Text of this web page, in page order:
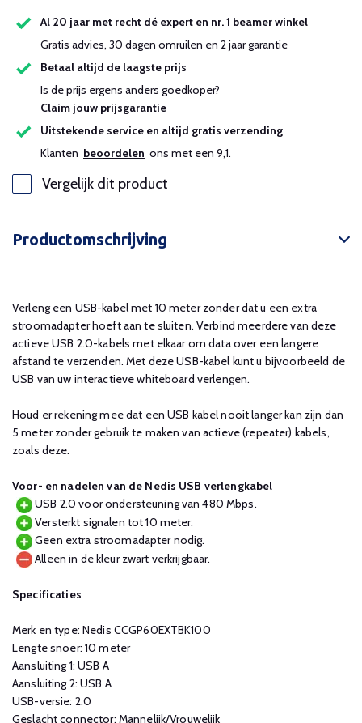
Al 20 jaar met recht dé expert en nr. 1 beamer winkel
Gratis advies, 30 dagen omruilen en 2 jaar garantie
Betaal altijd de laagste prijs
Is de prijs ergens anders goedkoper?
Claim jouw prijsgarantie
Uitstekende service en altijd gratis verzending
Klanten beoordelen ons met een 9,1.
Vergelijk dit product
Productomschrijving
Verleng een USB-kabel met 10 meter zonder dat u een extra
stroomadapter hoeft aan te sluiten. Verbind meerdere van deze
actieve USB 2.0-kabels met elkaar om data over een langere
afstand te verzenden. Met deze USB-kabel kunt u bijvoorbeeld de
USB van uw interactieve whiteboard verlengen.
Houd er rekening mee dat een USB kabel nooit langer kan zijn dan
5 meter zonder gebruik te maken van actieve (repeater) kabels,
zoals deze.
Voor- en nadelen van de Nedis USB verlengkabel
USB 2.0 voor ondersteuning van 480 Mbps.
Versterkt signalen tot 10 meter.
Geen extra stroomadapter nodig.
Alleen in de kleur zwart verkrijgbaar.
Specificaties
Merk en type: Nedis CCGP60EXTBK100
Lengte snoer: 10 meter
Aansluiting 1: USB A
Aansluiting 2: USB A
USB-versie: 2.0
Geslacht connector: Mannelijk/Vrouwelijk